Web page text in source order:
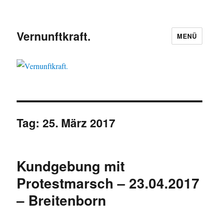
Vernunftkraft. MENÜ
Tag:25. März 2017
Kundgebung mit
Protestmarsch – 23.04.2017
– Breitenborn